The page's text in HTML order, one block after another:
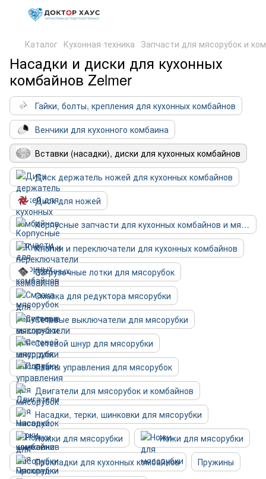
Каталог Кухонная техника Запчасти для мясорубок и
Насадки и диски для кухонных
комбайнов Zelmer
Гайки, болты, крепления для кухонных комбайнов
Венчики для кухонного комбаина
Вставки (насадки), диски для кухонных комбайнов
Диск держатель ножей для кухонных комбайнов
Диск для ножей
Корпусные запчасти для кухонных комбайнов и мясорубок
Кнопки и переключатели для кухонных комбайнов
Загрузочные лотки для мясорубок
Смазка для редуктора мясорубки
Сетевые выключатели для мясорубки
Сетевой шнур для мясорубки
Платы управления для мясорубок
Двигатели для мясорубок и комбайнов
Насадки, терки, шинковки для мясорубки
Ножки для мясорубки
Ножи для мясорубки
Прокладки для кухонных комбайнов
Пружины